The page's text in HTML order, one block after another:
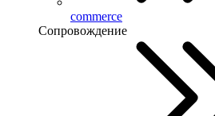
commerce
Сопровождение